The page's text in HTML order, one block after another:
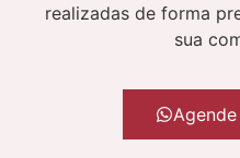
realizadas de forma
sua